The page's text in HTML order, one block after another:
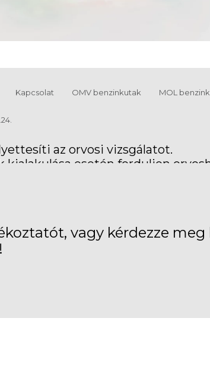
Kapcsolat OMV benzinkutak MOL
az orvosi vizsgálatot.
kialakulása esetén forduljon
vagy kérdezze meg